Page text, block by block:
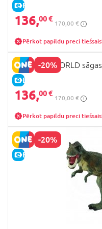
E-CENA
136,00 €
170,00 €
Pērkot papildu preci
-20%
E-CENA
JURASSIC WORLD
136,00 €
170,00 €
Pērkot papildu preci
-20%
E-CENA